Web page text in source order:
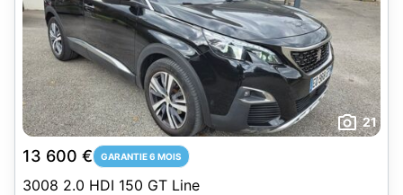
21
13 600 € GARANTIE 6 MOIS
3008 2.0 HDI 150 GT Line